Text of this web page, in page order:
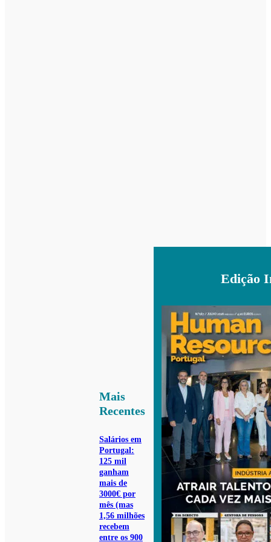
Mais
Recentes
Salários em
Portugal:
125 mil
ganham
mais de
3000€ por
mês (mas
1,56 milhões
recebem
entre os 900
Edição